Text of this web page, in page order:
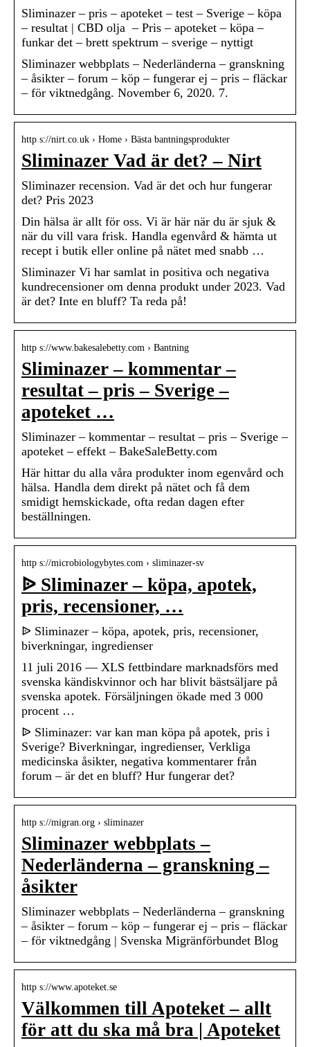
Sliminazer – pris – apoteket – test – Sverige – köpa
– resultat | CBD olja – Pris – apoteket – köpa –
funkar det – brett spektrum – sverige – nyttigt
Sliminazer webbplats – Nederländerna – granskning
– åsikter – forum – köp – fungerar ej – pris – fläckar
– för viktnedgång. November 6, 2020. 7.
http s://nirt.co.uk › Home › Bästa bantningsprodukter
Sliminazer Vad är det? – Nirt
Sliminazer recension. Vad är det och hur fungerar
det? Pris 2023
Din hälsa är allt för oss. Vi är här när du är sjuk &
när du vill vara frisk. Handla egenvård & hämta ut
recept i butik eller online på nätet med snabb …
Sliminazer Vi har samlat in positiva och negativa
kundrecensioner om denna produkt under 2023. Vad
är det? Inte en bluff? Ta reda på!
http s://www.bakesalebetty.com › Bantning
Sliminazer – kommentar –
resultat – pris – Sverige –
apoteket …
Sliminazer – kommentar – resultat – pris – Sverige –
apoteket – effekt – BakeSaleBetty.com
Här hittar du alla våra produkter inom egenvård och
hälsa. Handla dem direkt på nätet och få dem
smidigt hemskickade, ofta redan dagen efter
beställningen.
http s://microbiologybytes.com › sliminazer-sv
ᐉ Sliminazer – köpa, apotek,
pris, recensioner, …
ᐉ Sliminazer – köpa, apotek, pris, recensioner,
biverkningar, ingredienser
11 juli 2016 — XLS fettbindare marknadsförs med
svenska kändiskvinnor och har blivit bästsäljare på
svenska apotek. Försäljningen ökade med 3 000
procent …
ᐉ Sliminazer: var kan man köpa på apotek, pris i
Sverige? Biverkningar, ingredienser, Verkliga
medicinska åsikter, negativa kommentarer från
forum – är det en bluff? Hur fungerar det?
http s://migran.org › sliminazer
Sliminazer webbplats –
Nederländerna – granskning –
åsikter
Sliminazer webbplats – Nederländerna – granskning
– åsikter – forum – köp – fungerar ej – pris – fläckar
– för viktnedgång | Svenska Migränförbundet Blog
http s://www.apoteket.se
Välkommen till Apoteket – allt
för att du ska må bra | Apoteket